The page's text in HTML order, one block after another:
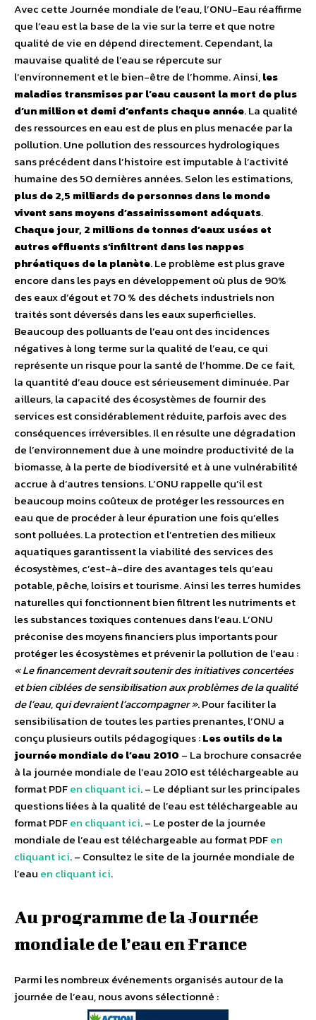
Avec cette Journée mondiale de l’eau, l’ONU-Eau réaffirme
que l’eau est la base de la vie sur la terre et que notre
qualité de vie en dépend directement. Cependant, la
mauvaise qualité de l’eau se répercute sur
l’environnement et le bien-être de l’homme. Ainsi,les
maladies transmises par l’eau causent la mort de plus
d’un million et demi d’enfants chaque année. La qualité
des ressources en eau est de plus en plus menacée par la
pollution. Une pollution des ressources hydrologiques
sans précédent dans l’histoire est imputable à l’activité
humaine des 50 dernières années. Selon les estimations,
plus de 2,5 milliards de personnes dans le monde
vivent sans moyens d’assainissement adéquats.
Chaque jour, 2 millions de tonnes d’eaux usées et
autres effluents s’infiltrent dans les nappes
phréatiques de la planète. Le problème est plus grave
encore dans les pays en développement où plus de 90%
des eaux d’égout et 70 % des déchets industriels non
traités sont déversés dans les eaux superficielles.
Beaucoup des polluants de l’eau ont des incidences
négatives à long terme sur la qualité de l’eau, ce qui
représente un risque pour la santé de l’homme. De ce fait,
la quantité d’eau douce est sérieusement diminuée. Par
ailleurs, la capacité des écosystèmes de fournir des
services est considérablement réduite, parfois avec des
conséquences irréversibles. Il en résulte une dégradation
de l’environnement due à une moindre productivité de la
biomasse, à la perte de biodiversité et à une vulnérabilité
accrue à d’autres tensions. L’ONU rappelle qu’il est
beaucoup moins coûteux de protéger les ressources en
eau que de procéder à leur épuration une fois qu’elles
sont polluées. La protection et l’entretien des milieux
aquatiques garantissent la viabilité des services des
écosystèmes, c’est-à-dire des avantages tels qu’eau
potable, pêche, loisirs et tourisme. Ainsi les terres humides
naturelles qui fonctionnent bien filtrent les nutriments et
les substances toxiques contenues dans l’eau. L’ONU
préconise des moyens financiers plus importants pour
protéger les écosystèmes et prévenir la pollution de l’eau :
« Le financement devrait soutenir des initiatives concertées
et bien ciblées de sensibilisation aux problèmes de la qualité
de l’eau, qui devraient l’accompagner ». Pour faciliter la
sensibilisation de toutes les parties prenantes, l’ONU a
conçu plusieurs outils pédagogiques :Les outils de la
journée mondiale de l’eau 2010 – La brochure consacrée
à la journée mondiale de l’eau 2010 est téléchargeable au
format PDFen cliquant ici. – Le dépliant sur les principales
questions liées à la qualité de l’eau est téléchargeable au
format PDFen cliquant ici. – Le poster de la journée
mondiale de l’eau est téléchargeable au format PDFen
cliquant ici. – Consultez le site de la journée mondiale de
l’eau en cliquant ici.
Au programme de la Journée
mondiale de l’eau en France
Parmi les nombreux événements organisés autour de la
journée de l’eau, nous avons sélectionné :